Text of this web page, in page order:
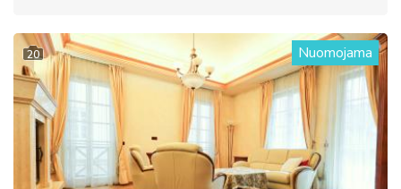
20 Nuomojama